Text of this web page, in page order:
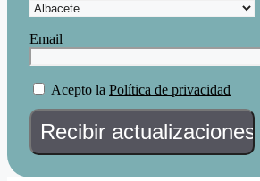
Email
Acepto la Política de privacidad